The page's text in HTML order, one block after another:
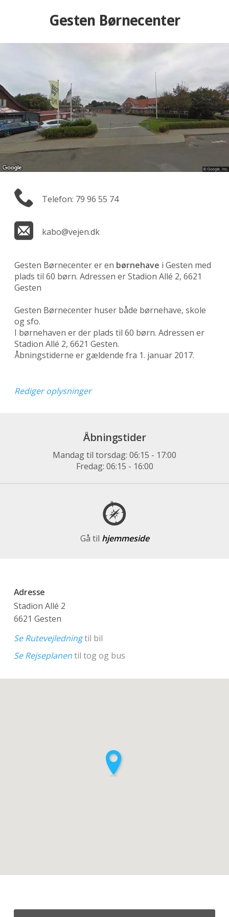
Gesten Børnecenter
Telefon: 79 96 55 74
kabo@vejen.dk
Gesten Børnecenter er en børnehave i Gesten med
plads til 60 børn. Adressen er Stadion Allé 2, 6621
Gesten
Gesten Børnecenter huser både børnehave, skole
og sfo.
I børnehaven er der plads til 60 børn. Adressen er
Stadion Allé 2, 6621 Gesten.
Åbningstiderne er gældende fra 1. januar 2017.
Rediger oplysninger
Åbningstider
Mandag til torsdag: 06:15 - 17:00
Fredag: 06:15 - 16:00
Gå til hjemmeside
Adresse
Stadion Allé 2
6621 Gesten
Se Rutevejledningtil bil
Se Rejseplanentil tog og bus